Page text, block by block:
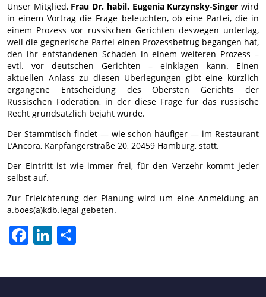
Unser Mitglied, Frau Dr. habil. Eugenia Kurzynsky-Singer wird
in einem Vortrag die Frage beleuchten, ob eine Partei, die in
einem Prozess vor russischen Gerichten deswegen unterlag,
weil die gegnerische Partei einen Prozessbetrug begangen hat,
den ihr entstandenen Schaden in einem weiteren Prozess –
evtl. vor deutschen Gerichten – einklagen kann. Einen
aktuellen Anlass zu diesen Überlegungen gibt eine kürzlich
ergangene Entscheidung des Obersten Gerichts der
Russischen Föderation, in der diese Frage für das russische
Recht grundsätzlich bejaht wurde.
Der Stammtisch findet — wie schon häufiger — im Restaurant
L’Ancora, Karpfangerstraße 20, 20459 Hamburg, statt.
Der Eintritt ist wie immer frei, für den Verzehr kommt jeder
selbst auf.
Zur Erleichterung der Planung wird um eine Anmeldung an
a.boes(a)kdb.legal gebeten.
FacebookLinkedIn